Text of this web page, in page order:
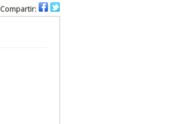
Compartir: